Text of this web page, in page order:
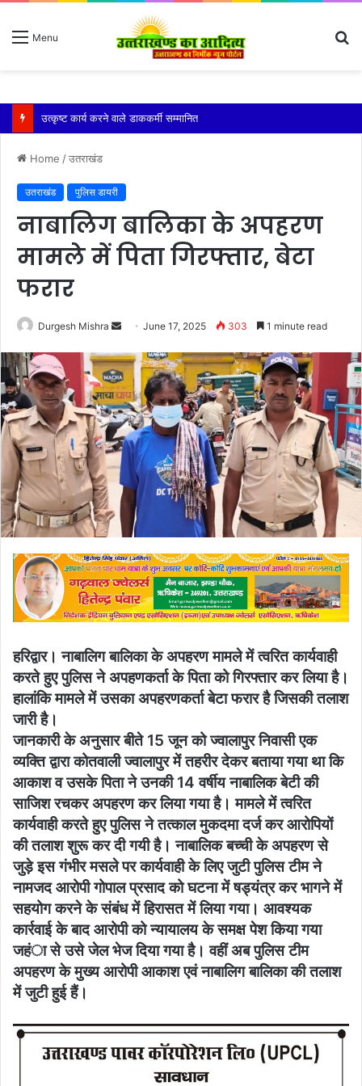
Menu
Home /उतराखंड
उतराखंड पुलिस डायरी
नाबालिग बालिका के अपहरण
मामले में पिता गिरफ्तार, बेटा
फरार
Durgesh Mishra
Send
email
June 17, 2025 303 1 minute read
हरिद्वार। नाबालिग बालिका के अपहरण मामले में त्वरित कार्यवाही
करते हुए पुलिस ने अपहणकर्ता के पिता को गिरफ्तार कर लिया है।
हालांकि मामले में उसका अपहरणकर्ता बेटा फरार है जिसकी तलाश
जारी है।
जानकारी के अनुसार बीते 15 जून को ज्वालापुर निवासी एक
व्यक्ति द्वारा कोतवाली ज्वालापुर में तहरीर देकर बताया गया था कि
आकाश व उसके पिता ने उनकी 14 वर्षीय नाबालिक बेटी की
साजिश रचकर अपहरण कर लिया गया है। मामले में त्वरित
कार्यवाही करते हुए पुलिस ने तत्काल मुकदमा दर्ज कर आरोपियों
की तलाश शुरू कर दी गयी है। नाबालिक बच्ची के अपहरण से
जुड़े इस गंभीर मसले पर कार्यवाही के लिए जुटी पुलिस टीम ने
नामजद आरोपी गोपाल प्रसाद को घटना में षड्यंत्र कर भागने में
सहयोग करने के संबंध में हिरासत में लिया गया। आवश्यक
कार्रवाई के बाद आरोपी को न्यायालय के समक्ष पेश किया गया
जहंा से उसे जेल भेज दिया गया है। वहीं अब पुलिस टीम
अपहरण के मुख्य आरोपी आकाश एवं नाबालिग बालिका की तलाश
में जुटी हुई हैं।